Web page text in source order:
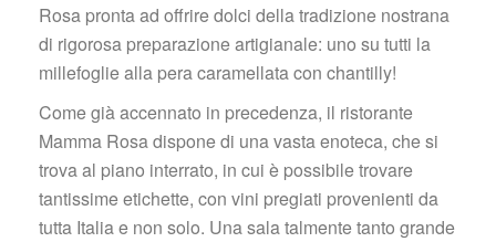
Rosa pronta ad offrire dolci della tradizione nostrana
di rigorosa preparazione artigianale: uno su tutti la
millefoglie alla pera caramellata con chantilly!
Come già accennato in precedenza, il ristorante
Mamma Rosa dispone di una vasta enoteca, che si
trova al piano interrato, in cui è possibile trovare
tantissime etichette, con vini pregiati provenienti da
tutta Italia e non solo. Una sala talmente tanto grande